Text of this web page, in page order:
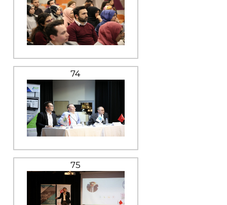
74
75